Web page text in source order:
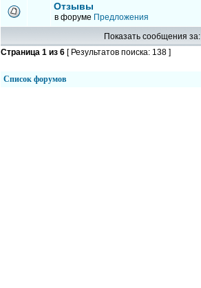
Отзывы
в форуме Предложения
Показать сообщения за:
Страница 1 из 6 [ Результатов поиска: 138 ]
Список форумов